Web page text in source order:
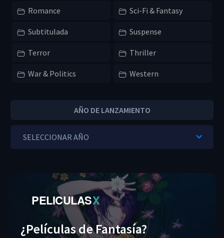
Romance Sci-Fi & Fantasy
Subtitulada Suspense
Terror Thriller
War & Politics Western
AÑO DE LANZAMIENTO
PELICULASX
¿Películas de Fantasía?